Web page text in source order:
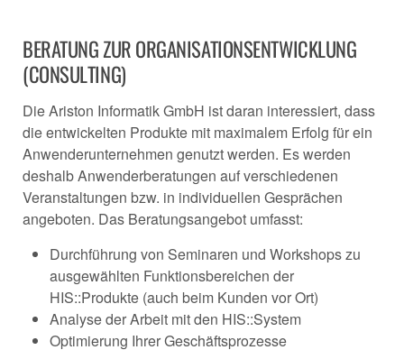
BERATUNG ZUR ORGANISATIONSENTWICKLUNG
(CONSULTING)
Die Ariston Informatik GmbH ist daran interessiert, dass
die entwickelten Produkte mit maximalem Erfolg für ein
Anwenderunternehmen genutzt werden. Es werden
deshalb Anwenderberatungen auf verschiedenen
Veranstaltungen bzw. in individuellen Gesprächen
angeboten. Das Beratungsangebot umfasst:
Durchführung von Seminaren und Workshops zu
ausgewählten Funktionsbereichen der
HIS::Produkte (auch beim Kunden vor Ort)
Analyse der Arbeit mit den HIS::System
Optimierung Ihrer Geschäftsprozesse